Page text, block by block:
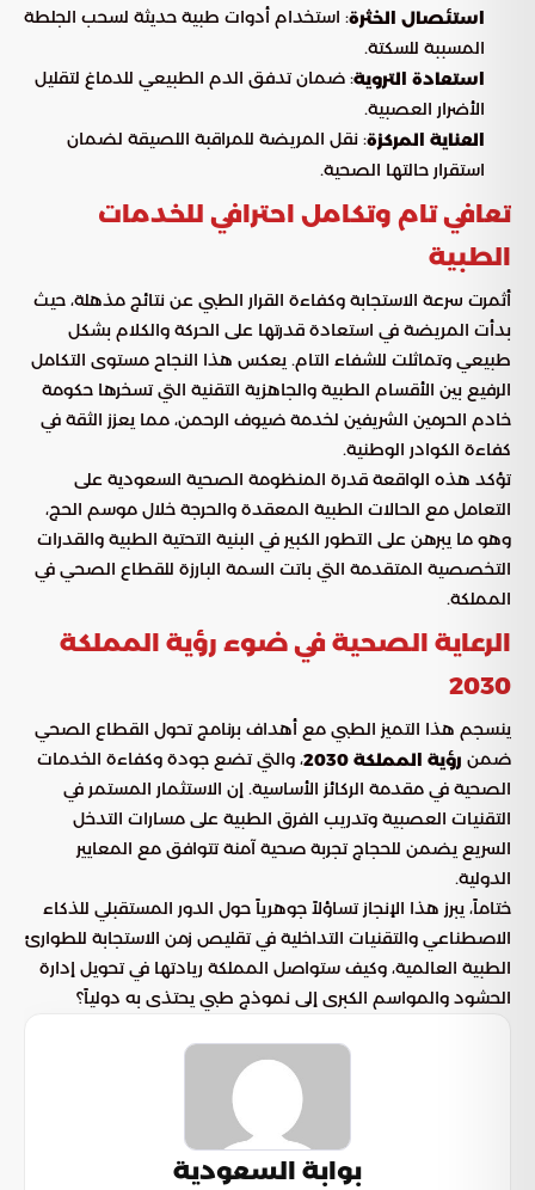
استئصال الخثرة: استخدام أدوات طبية حديثة لسحب الجلطة
المسببة للسكتة.
استعادة التروية: ضمان تدفق الدم الطبيعي للدماغ لتقليل
الأضرار العصبية.
العناية المركزة: نقل المريضة للمراقبة اللصيقة لضمان
استقرار حالتها الصحية.
تعافي تام وتكامل احترافي للخدمات
الطبية
أثمرت سرعة الاستجابة وكفاءة القرار الطبي عن نتائج مذهلة، حيث
بدأت المريضة في استعادة قدرتها على الحركة والكلام بشكل
طبيعي وتماثلت للشفاء التام. يعكس هذا النجاح مستوى التكامل
الرفيع بين الأقسام الطبية والجاهزية التقنية التي تسخرها حكومة
خادم الحرمين الشريفين لخدمة ضيوف الرحمن، مما يعزز الثقة في
كفاءة الكوادر الوطنية.
تؤكد هذه الواقعة قدرة المنظومة الصحية السعودية على
التعامل مع الحالات الطبية المعقدة والحرجة خلال موسم الحج،
وهو ما يبرهن على التطور الكبير في البنية التحتية الطبية والقدرات
التخصصية المتقدمة التي باتت السمة البارزة للقطاع الصحي في
المملكة.
الرعاية الصحية في ضوء رؤية المملكة
2030
ينسجم هذا التميز الطبي مع أهداف برنامج تحول القطاع الصحي
ضمن رؤية المملكة 2030
، والتي تضع جودة وكفاءة الخدمات
الصحية في مقدمة الركائز الأساسية. إن الاستثمار المستمر في
التقنيات العصبية وتدريب الفرق الطبية على مسارات التدخل
السريع يضمن للحجاج تجربة صحية آمنة تتوافق مع المعايير
الدولية.
ختاماً، يبرز هذا الإنجاز تساؤلاً جوهرياً حول الدور المستقبلي للذكاء
الاصطناعي والتقنيات التداخلية في تقليص زمن الاستجابة للطوارئ
الطبية العالمية، وكيف ستواصل المملكة ريادتها في تحويل إدارة
الحشود والمواسم الكبرى إلى نموذج طبي يحتذى به دولياً؟
بوابة السعودية